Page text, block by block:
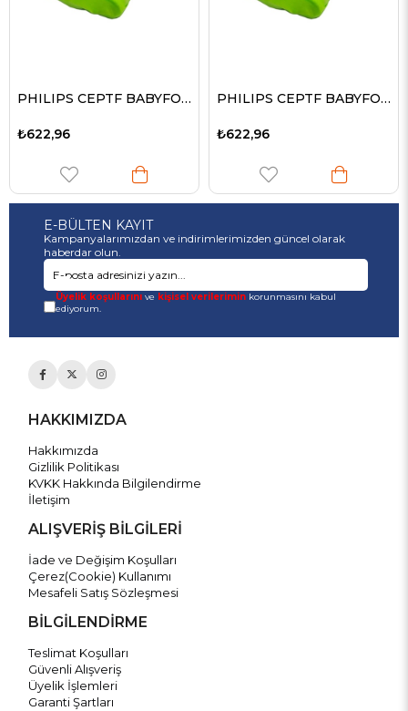
PHILIPS CEPTF BABYFON, babyfone CEPT F için uygun AccuCell pil
₺622,96
PHILIPS CEPTF BABYFON, babyfone CEPT F için uygun AccuCell pil
₺622,96
E-BÜLTEN KAYIT
Kampanyalarımızdan ve indirimlerimizden güncel olarak
haberdar olun.
Üyelik koşullarınıve kişisel verileriminkorunmasını kabul
ediyorum.
HAKKIMIZDA
Hakkımızda
Gizlilik Politikası
KVKK Hakkında Bilgilendirme
İletişim
ALIŞVERİŞ BİLGİLERİ
İade ve Değişim Koşulları
Çerez(Cookie) Kullanımı
Mesafeli Satış Sözleşmesi
BİLGİLENDİRME
Teslimat Koşulları
Güvenli Alışveriş
Üyelik İşlemleri
Garanti Şartları